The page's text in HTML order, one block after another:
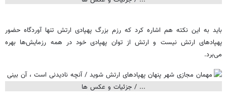
باید به این نکته هم اشاره کرد که رزم بزرگ پهپادی ارتش تنها آوردگاه حضور
پهپادهای ارتش نیست و ارتش از توان پهپادی خود در همه رزمایش‌ها بهره
می‌برد.